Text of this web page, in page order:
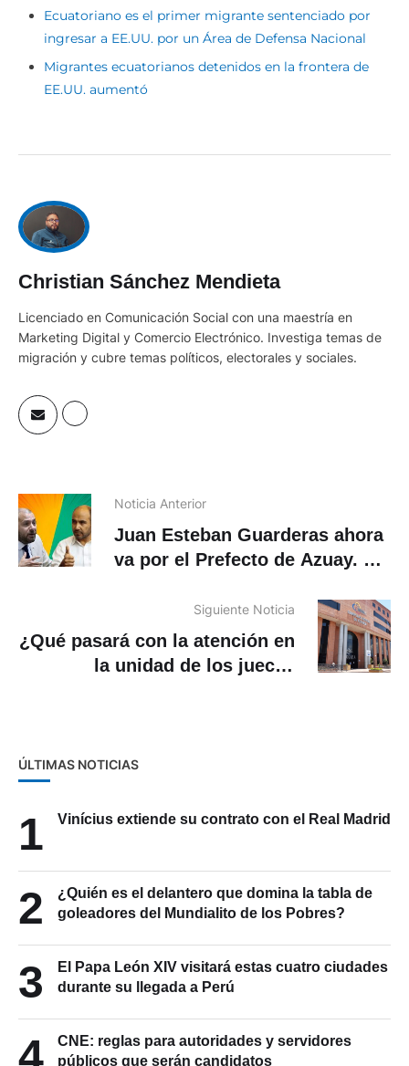
Ecuatoriano es el primer migrante sentenciado por
ingresar a EE.UU. por un Área de Defensa Nacional
Migrantes ecuatorianos detenidos en la frontera de
EE.UU. aumentó
Christian Sánchez Mendieta
Licenciado en Comunicación Social con una maestría en
Marketing Digital y Comercio Electrónico. Investiga temas de
migración y cubre temas políticos, electorales y sociales.
Noticia Anterior
Juan Esteban Guarderas ahora
va por el Prefecto de Azuay. Lo
Siguiente Noticia
¿Qué pasará con la atención en
la unidad de los jueces
ÚLTIMAS NOTICIAS
1 Vinícius extiende su contrato con el Real Madrid
2
¿Quién es el delantero que domina la tabla de
goleadores del Mundialito de los Pobres?
3
El Papa León XIV visitará estas cuatro ciudades
durante su llegada a Perú
CNE: reglas para autoridades y servidores
públicos que serán candidatos